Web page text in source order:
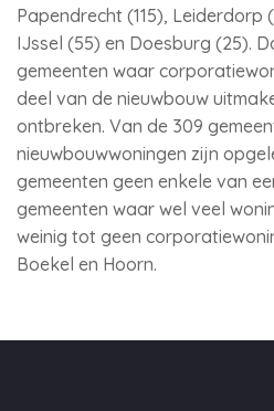
Papendrecht (115), Leiderdorp
IJssel (55) en Doesburg (25).
gemeenten waar
deel van de nieuwbouw
ontbreken. Van de 309
nieuwbouwwoningen zijn
gemeenten geen enkele van
gemeenten waar wel veel
weinig tot geen
Boekel en Hoorn.